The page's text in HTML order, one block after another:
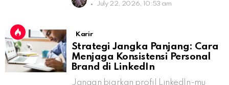
July 22, 2026, 10:53 am
Karir
Strategi Jangka Panjang: Cara
Menjaga Konsistensi Personal
Brand di LinkedIn
Jangan biarkan profil LinkedIn-mu